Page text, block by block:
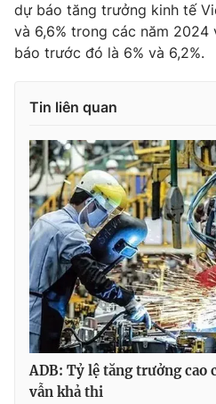
Photo
VTV Money
VTV Sức khoẻ
Thị trường 24h
VTV4
VTV9
Liên hệ tòa soạn
dự báo tăng trưởng kinh tế
và 6,6% trong các năm
báo trước đó là 6% và 6,2%.
Tin liên quan
ADB: Tỷ lệ tăng trưởng cao
vẫn khả thi